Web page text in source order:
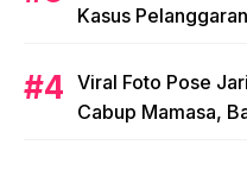
Kasus
Viral Foto Pose
Cabup Mamasa,